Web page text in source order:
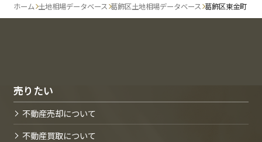
ホーム 土地相場データベース 葛飾区土地相場データベース 葛飾区東金町
売りたい
不動産売却について
不動産買取について